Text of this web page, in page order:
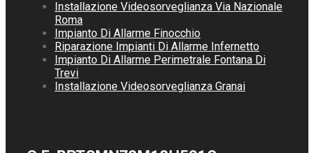
Installazione Videosorveglianza Via Nazionale
Roma
Impianto Di Allarme Finocchio
Riparazione Impianti Di Allarme Infernetto
Impianto Di Allarme Perimetrale Fontana Di
Trevi
Installazione Videosorveglianza Granai